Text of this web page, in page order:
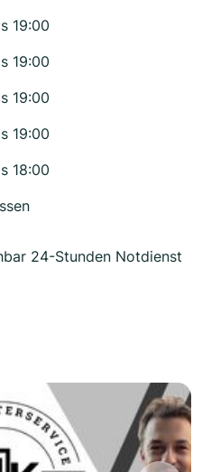
19:00
19:00
19:00
19:00
18:00
24-Stunden Notdienst